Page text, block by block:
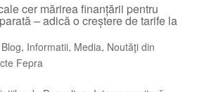
cer mărirea finanțării pentru
– adică o creștere de tarife la
Blog, Informatii, Media, Noutăţi din
Fepra